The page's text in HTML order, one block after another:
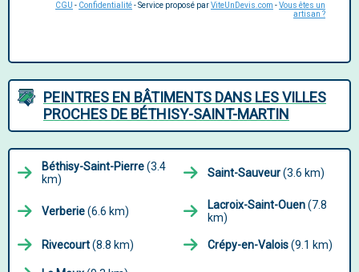
CGU - Confidentialité- Service proposé parViteUnDevis.com -Vous êtes un
artisan ?
PEINTRES EN BÂTIMENTS DANS LES VILLES
PROCHES DE BÉTHISY-SAINT-MARTIN
Béthisy-Saint-Pierre(3.4
km)
Saint-Sauveur(3.6 km)
Verberie(6.6 km) Lacroix-Saint-Ouen(7.8
km)
Rivecourt(8.8 km) Crépy-en-Valois(9.1 km)